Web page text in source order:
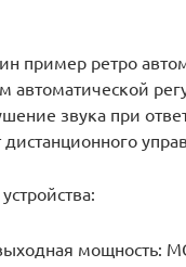
пример ретро
автоматической
звука при
мощность: